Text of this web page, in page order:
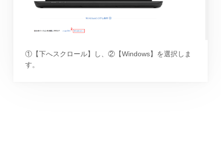
①【下へスクロール】し、②【Windows】を選択しま
す。